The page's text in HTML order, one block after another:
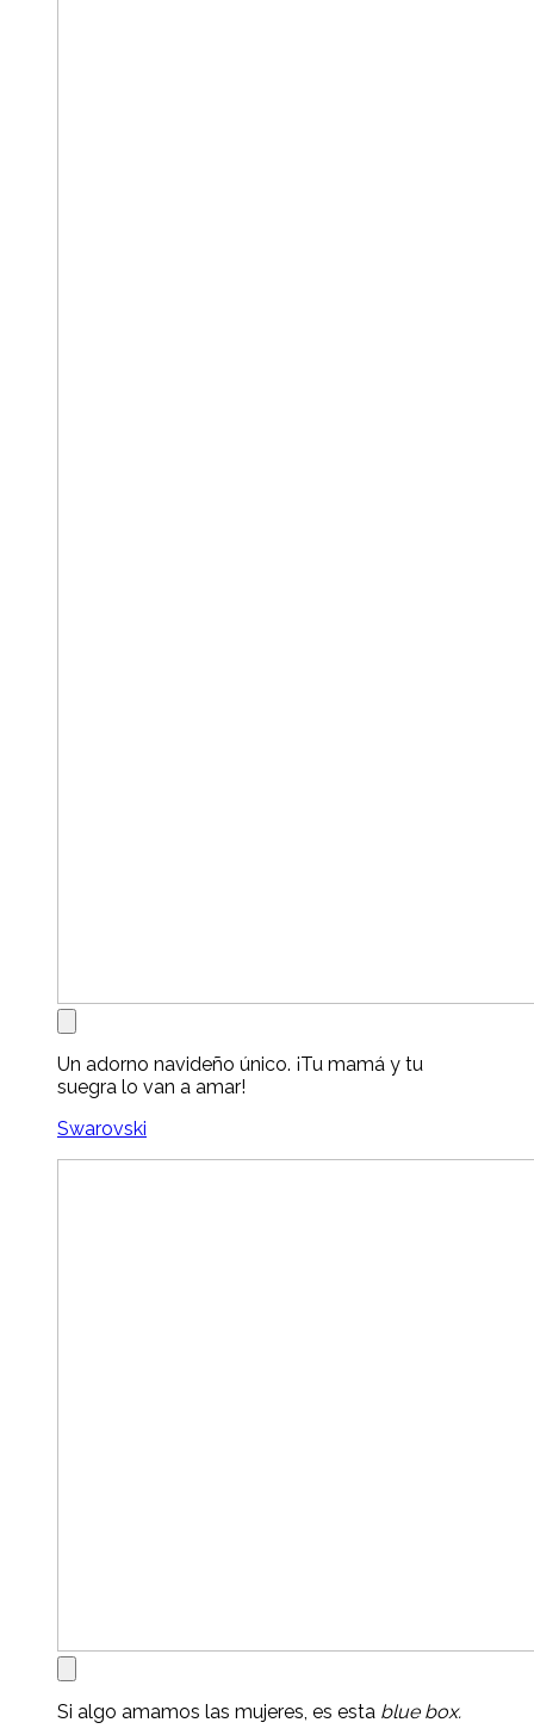
Un adorno navideño único. ¡Tu mamá y tu
suegra lo van a amar!
Swarovski
Si algo amamos las mujeres, es esta blue box.